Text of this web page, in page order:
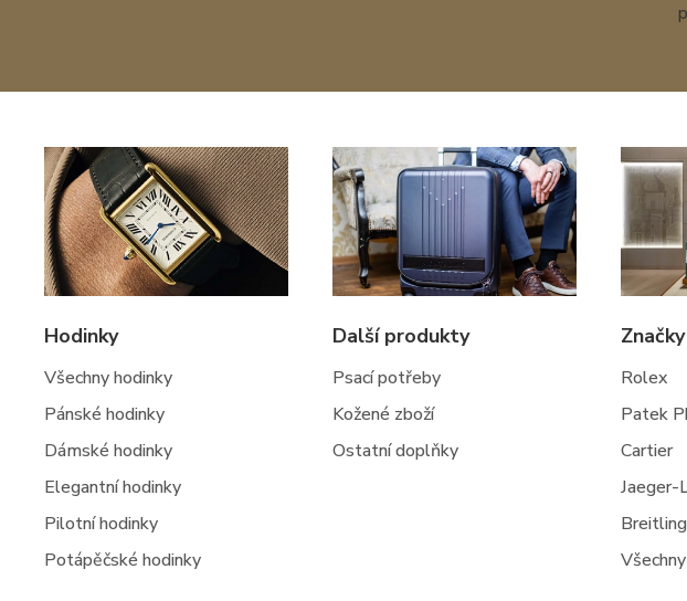
Hodinky
Všechny hodinky
Pánské hodinky
Dámské hodinky
Elegantní hodinky
Pilotní hodinky
Potápěčské hodinky
Další produkty
Psací potřeby
Kožené zboží
Ostatní doplňky
Značky
Rolex
Patek
Cartier
Jaeger-
Breitling